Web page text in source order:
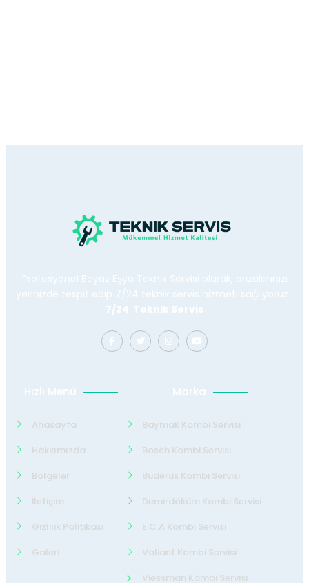
Profesyonel Beyaz Eşya Teknik Servisi olarak, arızalarınızı
yerinizde tespit edip 7/24 teknik servis hizmeti sağlıyoruz.
7/24 Teknik Servis
Hızlı Menü
Anasayfa
Hakkımızda
Bölgeler
İletişim
Gizlilik Politikası
Galeri
Marka
Baymak Kombi Servisi
Bosch Kombi Servisi
Buderus Kombi Servisi
Demirdöküm Kombi Servisi
E.C.A Kombi Servisi
Valiant Kombi Servisi
Viessman Kombi Servisi